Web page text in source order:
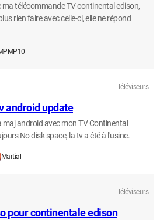
ma télécommande TV continental edison,
rien faire avec celle-ci, elle ne répond
Téléviseurs
android update
maj android avec mon TV Continental
No disk space, la tv a été à l'usine.
Martial
Téléviseurs
pour continentale edison